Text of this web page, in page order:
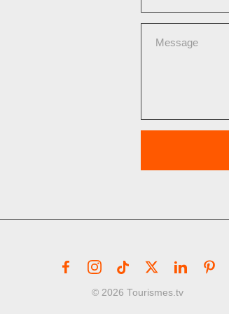
© 2026 Tourismes.tv